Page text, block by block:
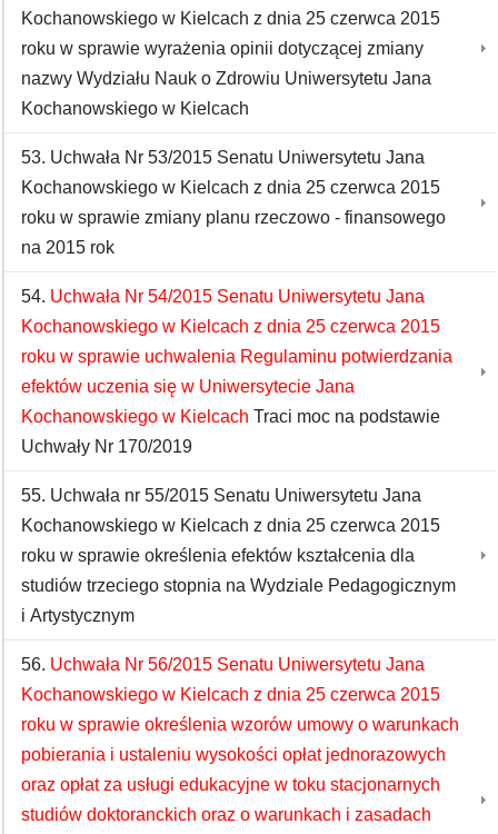
Kochanowskiego w Kielcach z dnia 25 czerwca 2015
roku w sprawie wyrażenia opinii dotyczącej zmiany
nazwy Wydziału Nauk o Zdrowiu Uniwersytetu Jana
Kochanowskiego w Kielcach
53. Uchwała Nr 53/2015 Senatu Uniwersytetu Jana
Kochanowskiego w Kielcach z dnia 25 czerwca 2015
roku w sprawie zmiany planu rzeczowo - finansowego
na 2015 rok
54. Uchwała Nr 54/2015 Senatu Uniwersytetu Jana
Kochanowskiego w Kielcach z dnia 25 czerwca 2015
roku w sprawie uchwalenia Regulaminu potwierdzania
efektów uczenia się w Uniwersytecie Jana
Kochanowskiego w Kielcach Traci moc na podstawie
Uchwały Nr 170/2019
55. Uchwała nr 55/2015 Senatu Uniwersytetu Jana
Kochanowskiego w Kielcach z dnia 25 czerwca 2015
roku w sprawie określenia efektów kształcenia dla
studiów trzeciego stopnia na Wydziale Pedagogicznym
i Artystycznym
56. Uchwała Nr 56/2015 Senatu Uniwersytetu Jana
Kochanowskiego w Kielcach z dnia 25 czerwca 2015
roku w sprawie określenia wzorów umowy o warunkach
pobierania i ustaleniu wysokości opłat jednorazowych
oraz opłat za usługi edukacyjne w toku stacjonarnych
studiów doktoranckich oraz o warunkach i zasadach